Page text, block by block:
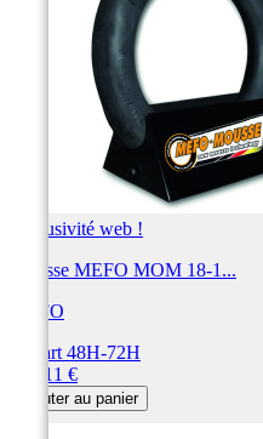
Exclusivité web !
Mousse MEFO MOM 18-1...
MEFO
Départ 48H-72H
146,11 €
Ajouter au panier